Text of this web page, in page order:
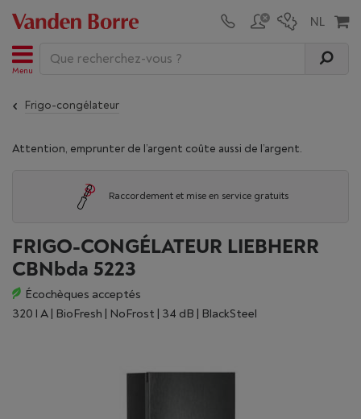
Menu
Frigo-congélateur
Attention, emprunter de l’argent coûte aussi de l’argent.
Raccordement et mise en service gratuits
FRIGO-CONGÉLATEUR LIEBHERR
CBNbda 5223
Écochèques acceptés
320 l A | BioFresh | NoFrost | 34 dB | BlackSteel